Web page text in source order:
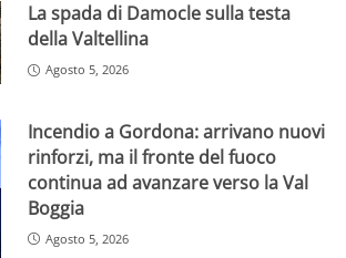
La spada di Damocle sulla testa
della Valtellina
Agosto 5, 2026
Incendio a Gordona: arrivano nuovi
rinforzi, ma il fronte del fuoco
continua ad avanzare verso la Val
Boggia
Agosto 5, 2026